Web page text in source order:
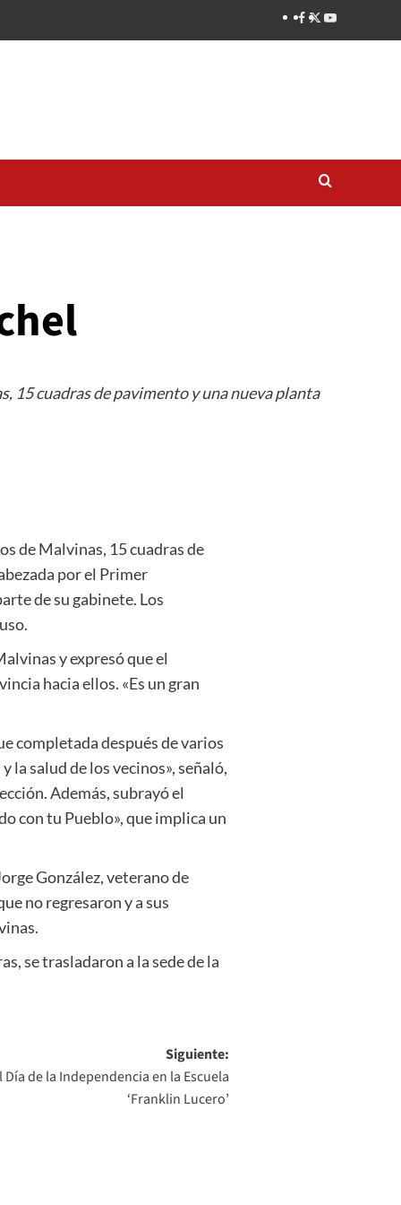
15 cuadras de pavimento y una nueva planta
de Malvinas, 15 cuadras de
por el Primer
de su gabinete. Los
y expresó que el
hacia ellos. «Es un gran
completada después de varios
la salud de los vecinos», señaló,
Además, subrayó el
con tu Pueblo», que implica un
González, veterano de
no regresaron y a sus
se trasladaron a la sede de la
Siguiente:
de la Independencia en la Escuela
‘Franklin Lucero’